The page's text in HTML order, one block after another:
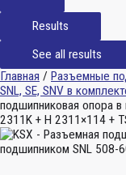
Results
See all results
Главная / Разъемные
SNL, SE, SNV в
подшипниковая опора
2311K + H 2311×114 +